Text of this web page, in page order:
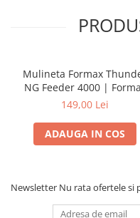
Mulineta Formax
NG Feeder 4000 |
149,00 Lei
ADAUGA IN COS
Newsletter Nu rata ofertele si